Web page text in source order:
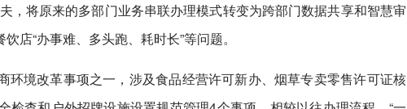
，将原来的多部门业务串联办理模式转变为跨部门数据共享和智慧审
店“办事难、多头跑、耗时长”等问题。
环境改革事项之一，涉及食品经营许可新办、烟草专卖零售许可证核